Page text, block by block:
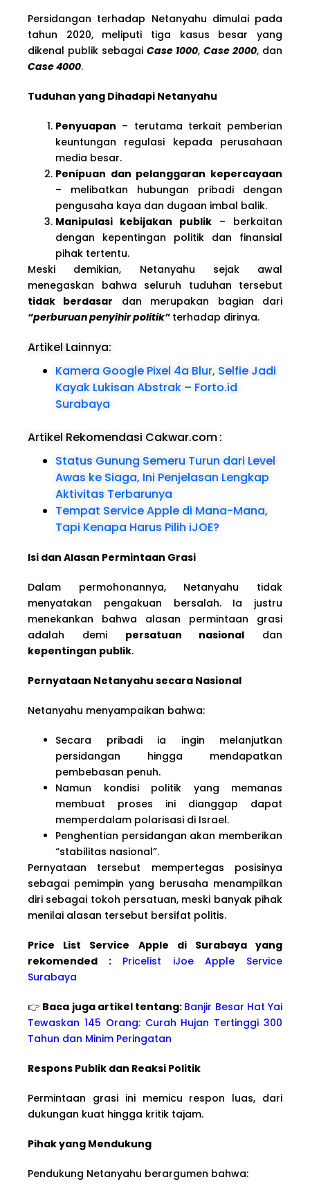
Persidangan terhadap Netanyahu dimulai pada
tahun 2020, meliputi tiga kasus besar yang
dikenal publik sebagai Case 1000, Case 2000, dan
Case 4000.
Tuduhan yang Dihadapi Netanyahu
Penyuapan – terutama terkait pemberian
keuntungan regulasi kepada perusahaan
media besar.
Penipuan dan pelanggaran kepercayaan
– melibatkan hubungan pribadi dengan
pengusaha kaya dan dugaan imbal balik.
Manipulasi kebijakan publik – berkaitan
dengan kepentingan politik dan finansial
pihak tertentu.
Meski demikian, Netanyahu sejak awal
menegaskan bahwa seluruh tuduhan tersebut
tidak berdasar dan merupakan bagian dari
“perburuan penyihir politik” terhadap dirinya.
Artikel Lainnya:
Kamera Google Pixel 4a Blur, Selfie Jadi
Kayak Lukisan Abstrak – Forto.id
Surabaya
Artikel Rekomendasi Cakwar.com:
Status Gunung Semeru Turun dari Level
Awas ke Siaga, Ini Penjelasan Lengkap
Aktivitas Terbarunya
Tempat Service Apple di Mana-Mana,
Tapi Kenapa Harus Pilih iJOE?
Isi dan Alasan Permintaan Grasi
Dalam permohonannya, Netanyahu tidak
menyatakan pengakuan bersalah. Ia justru
menekankan bahwa alasan permintaan grasi
adalah demi persatuan nasional dan
kepentingan publik.
Pernyataan Netanyahu secara Nasional
Netanyahu menyampaikan bahwa:
Secara pribadi ia ingin melanjutkan
persidangan hingga mendapatkan
pembebasan penuh.
Namun kondisi politik yang memanas
membuat proses ini dianggap dapat
memperdalam polarisasi di Israel.
Penghentian persidangan akan memberikan
“stabilitas nasional”.
Pernyataan tersebut mempertegas posisinya
sebagai pemimpin yang berusaha menampilkan
diri sebagai tokoh persatuan, meski banyak pihak
menilai alasan tersebut bersifat politis.
Price List Service Apple di Surabaya yang
rekomended :
Pricelist iJoe Apple Service
Surabaya
👉 Baca juga artikel tentang: Banjir Besar Hat Yai
Tewaskan 145 Orang: Curah Hujan Tertinggi 300
Tahun dan Minim Peringatan
Respons Publik dan Reaksi Politik
Permintaan grasi ini memicu respon luas, dari
dukungan kuat hingga kritik tajam.
Pihak yang Mendukung
Pendukung Netanyahu berargumen bahwa: